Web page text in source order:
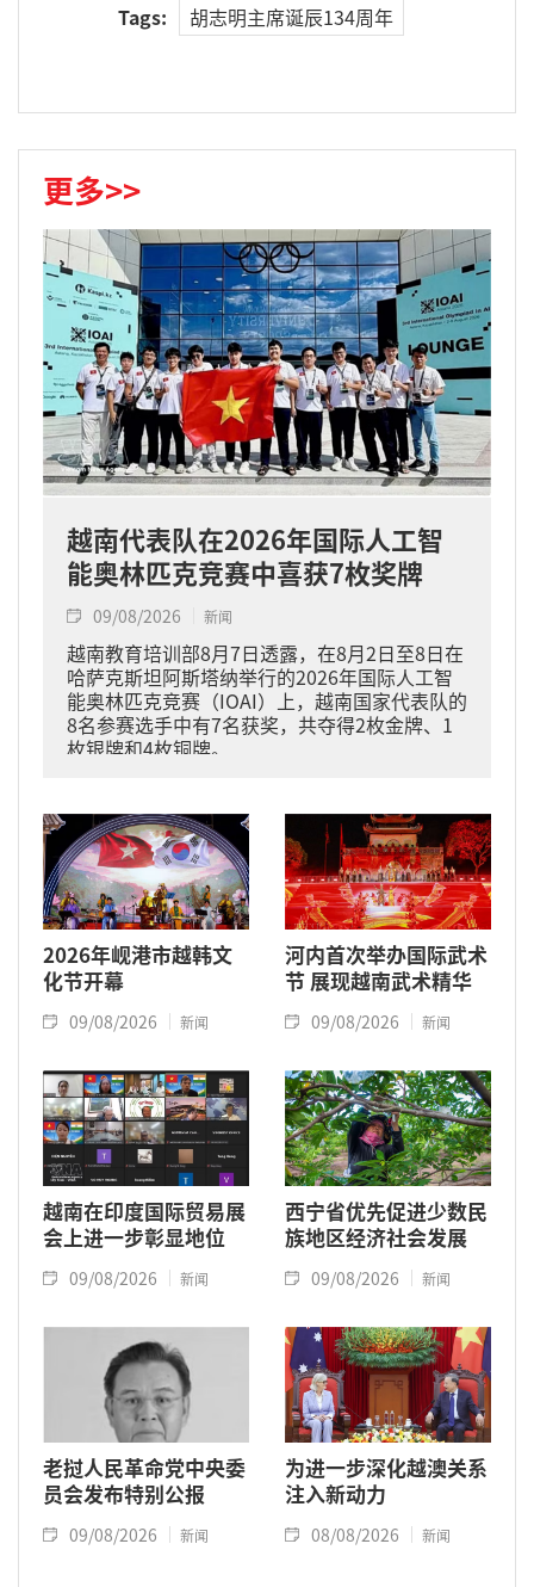
Tags: 胡志明主席诞辰134周年
更多>>
越南代表队在2026年国际人工智
能奥林匹克竞赛中喜获7枚奖牌
09/08/2026 新闻
越南教育培训部8月7日透露，在8月2日至8日在
哈萨克斯坦阿斯塔纳举行的2026年国际人工智
能奥林匹克竞赛（IOAI）上，越南国家代表队的
8名参赛选手中有7名获奖，共夺得2枚金牌、1
枚银牌和4枚铜牌。
2026年岘港市越韩文
化节开幕
09/08/2026 新闻
河内首次举办国际武术
节 展现越南武术精华
09/08/2026 新闻
越南在印度国际贸易展
会上进一步彰显地位
09/08/2026 新闻
西宁省优先促进少数民
族地区经济社会发展
09/08/2026 新闻
老挝人民革命党中央委
员会发布特别公报
09/08/2026 新闻
为进一步深化越澳关系
注入新动力
08/08/2026 新闻